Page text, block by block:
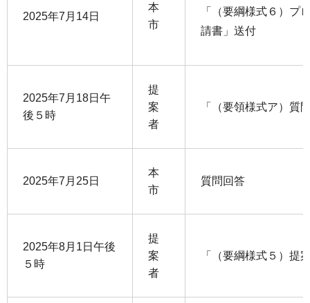
2025年7月14日
本
市
「（要綱様式６）プ
請書」送付
2025年7月18日午
後５時
提
案
者
「（要領様式ア）質
2025年7月25日
本
市
質問回答
2025年8月1日午後
５時
提
案
者
「（要綱様式５）提